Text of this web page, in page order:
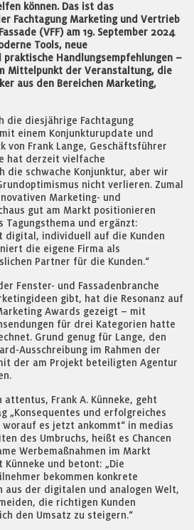
können. Das ist das
Fachtagung Marketing und Vertrieb
(VFF) am 19. September 2024
Tools, neue
praktische Handlungsempfehlungen –
Mittelpunkt der Veranstaltung, die
aus den Bereichen Marketing,
die diesjährige Fachtagung
einem Konjunkturupdate und
von Frank Lange, Geschäftsführer
hat derzeit vielfache
die schwache Konjunktur, aber wir
nicht verlieren. Zumal
Marketing- und
gut am Markt positionieren
Tagungsthema und ergänzt:
digital, individuell auf die Kunden
die eigene Firma als
Partner für die Kunden.“
Fenster- und Fassadenbranche
gibt, hat die Resonanz auf
Awards gezeigt – mit
für drei Kategorien hatte
Grund genug für Lange, den
Ausschreibung im Rahmen der
der am Projekt beteiligten Agentur
Frank A. Künneke, geht
„Konsequentes und erfolgreiches
es jetzt ankommt“ in medias
des Umbruchs, heißt es Chancen
Werbemaßnahmen im Markt
Künneke und betont: „Die
bekommen konkrete
aus der digitalen und analogen Welt,
die richtigen Kunden
den Umsatz zu steigern.“